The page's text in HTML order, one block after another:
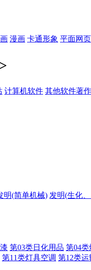
漫画 卡通形象 平面网页
计算机软件 其他软件著作
明(简单机械) 发明(生化
第03类日化用品 第04
第11类灯具空调 第12类